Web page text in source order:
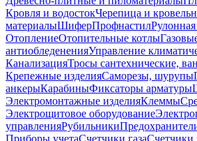
Кровля и водостокЧерепица и
материалыШиферПрофнастил
ОтоплениеОтопительные котлы
антиобледененияУправление
КанализацияТросы сантехнические,
Крепежные изделияСаморезы, шурупы
анкерыКарабиныФиксаторы арматуры
Электромонтажные изделияКлеммы
Электрощитовое оборудование
управленияРубильники
Приборы учетаСчетчики газаСчетчики